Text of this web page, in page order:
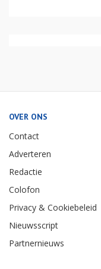
OVER ONS
Contact
Adverteren
Redactie
Colofon
Privacy & Cookiebeleid
Nieuwsscript
Partnernieuws